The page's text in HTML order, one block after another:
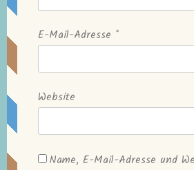
E-Mail-Adresse *
Website
Name, E-Mail-Adresse und